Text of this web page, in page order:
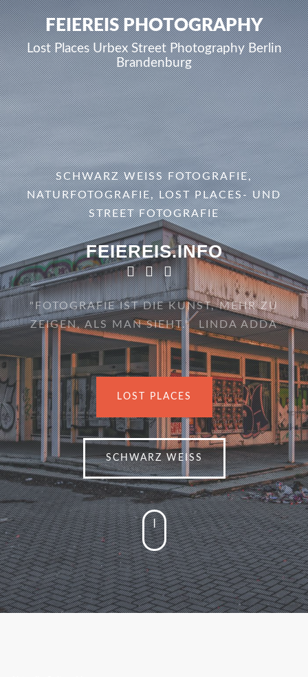
FEIEREIS PHOTOGRAPHY
Lost Places Urbex Street Photography Berlin
Brandenburg
SCHWARZ WEISS FOTOGRAFIE, N
ATURFOTOGRAFIE, LOST PLACES- UND S
TREET FOTOGRAFIE
FEIEREIS.INFO
"FOTOGRAFIE IST DIE KUNST, MEHR ZU
ZEIGEN, ALS MAN SIEHT." LINDA ADDA
LOST PLACES
SCHWARZ WEISS
|